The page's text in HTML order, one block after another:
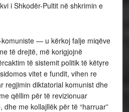
i Shkodër-Pultit në shkrimin e
— u kërkoj falje miqëve
të drejtë, më korigjojnë
të sistemit politik të këtyre
vitet e fundit, vihen re
regjimin diktatorial komunist dhe
qëllim për të revizionuar
dhe me kollajllëk për të “harruar”